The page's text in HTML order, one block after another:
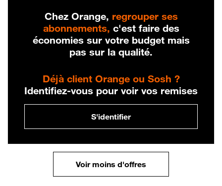
Chez Orange, regrouper ses
abonnements, c'est faire des
économies sur votre budget mais
pas sur la qualité.
Déjà client Orange ou Sosh ?
Identifiez-vous pour voir vos remises
S'identifier
Voir moins d'offres